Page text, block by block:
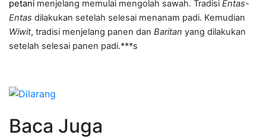
petani menjelang memulai mengolah sawah. Tradisi Entas-
Entas dilakukan setelah selesai menanam padi. Kemudian
Wiwit, tradisi menjelang panen dan Baritan yang dilakukan
setelah selesai panen padi.***s
Baca Juga